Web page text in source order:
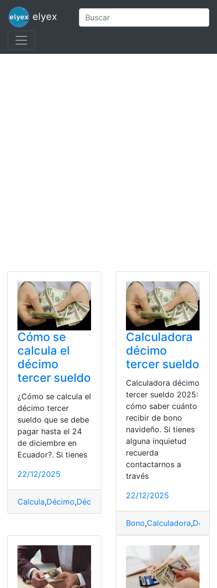
elyex
Cómo se
calcula el
décimo
tercer sueldo
¿Cómo se calcula el
décimo tercer
sueldo que se debe
pagar hasta el 24
de diciembre en
Ecuador?. Si tienes
22/12/2025
Calcula,Décimo,Décimo tercer sueldo Diciembre
Calculadora
décimo
tercer sueldo
Calculadora décimo
tercer sueldo 2025:
cómo saber cuánto
recibir de bono
navideño. Si tienes
alguna inquietud
recuerda
contactarnos a
través
22/12/2025
Bono,Calculadora,